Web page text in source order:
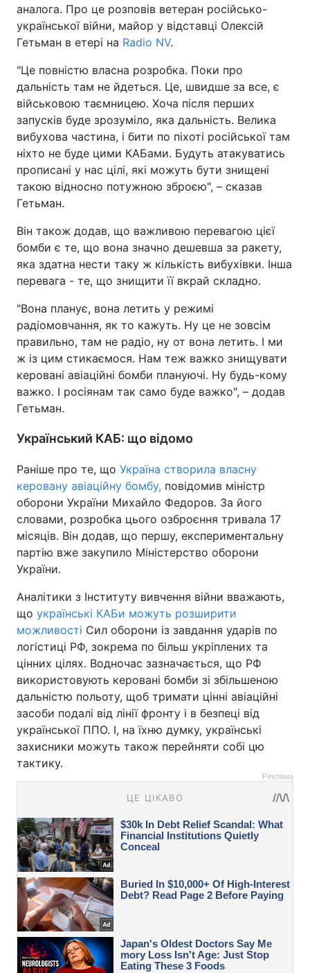
аналога. Про це розповів ветеран російсько-
української війни, майор у відставці Олексій
Гетьман в етері на Radio NV.
"Це повністю власна розробка. Поки про
дальність там не йдеться. Це, швидше за все, є
військовою таємницею. Хоча після перших
запусків буде зрозуміло, яка дальність. Велика
вибухова частина, і бити по піхоті російської там
ніхто не буде цими КАБами. Будуть атакуватись
прописані у нас цілі, які можуть бути знищені
такою відносно потужною зброєю", – сказав
Гетьман.
Він також додав, що важливою перевагою цієї
бомби є те, що вона значно дешевша за ракету,
яка здатна нести таку ж кількість вибухівки. Інша
перевага - те, що знищити її вкрай складно.
"Вона планує, вона летить у режимі
радіомовчання, як то кажуть. Ну це не зовсім
правильно, там не радіо, ну от вона летить. І ми
ж із цим стикаємося. Нам теж важко знищувати
керовані авіаційні бомби плануючі. Ну будь-кому
важко. І росіянам так само буде важко", – додав
Гетьман.
Український КАБ: що відомо
Раніше про те, що Україна створила власну
керовану авіаційну бомбу, повідомив міністр
оборони України Михайло Федоров. За його
словами, розробка цього озброєння тривала 17
місяців. Він додав, що першу, експериментальну
партію вже закупило Міністерство оборони
України.
Аналітики з Інституту вивчення війни вважають,
що українські КАБи можуть розширити
можливості Сил оборони із завдання ударів по
логістиці РФ, зокрема по більш укріплених та
цінних цілях. Водночас зазначається, що РФ
використовують керовані бомби зі збільшеною
дальністю польоту, щоб тримати цінні авіаційні
засоби подалі від лінії фронту і в безпеці від
української ППО. І, на їхню думку, українські
захисники можуть також перейняти собі цю
тактику.
Реклама